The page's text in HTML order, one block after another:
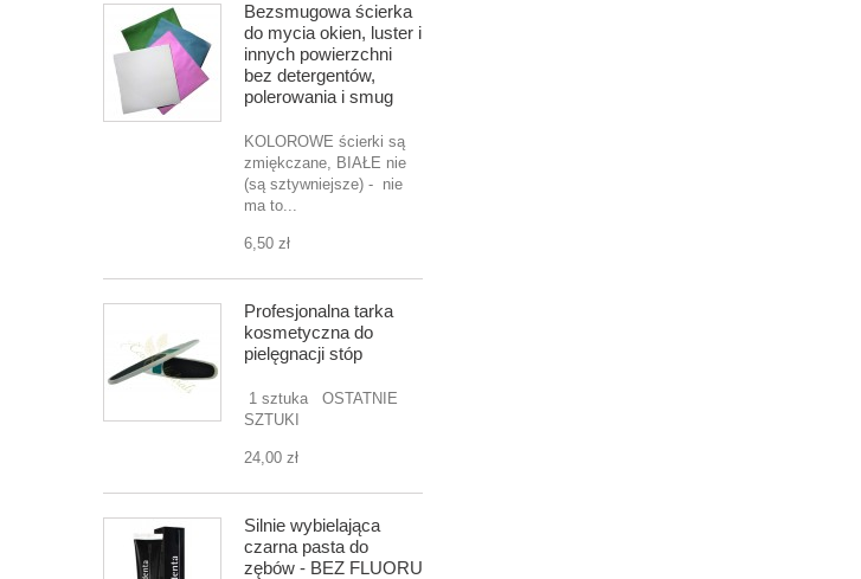
Bezsmugowa ścierka
do mycia okien, luster i
innych powierzchni
bez detergentów,
polerowania i smug
KOLOROWE ścierki są
zmiękczane, BIAŁE nie
(są sztywniejsze) - nie
ma to...
6,50 zł
Profesjonalna tarka
kosmetyczna do
pielęgnacji stóp
1 sztuka OSTATNIE
SZTUKI
24,00 zł
Silnie wybielająca
czarna pasta do
zębów - BEZ FLUORU